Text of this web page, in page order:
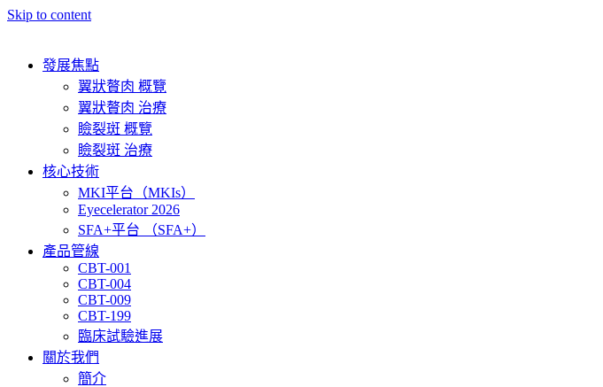
Skip to content
發展焦點
翼狀贅肉 概覽
翼狀贅肉 治療
瞼裂斑 概覽
瞼裂斑 治療
核心技術
MKI平台（MKIs）
Eyecelerator 2026
SFA+平台 （SFA+）
產品管線
CBT-001
CBT-004
CBT-009
CBT-199
臨床試驗進展
關於我們
簡介